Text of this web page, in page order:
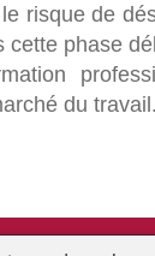
risque de
cette phase
du travail.